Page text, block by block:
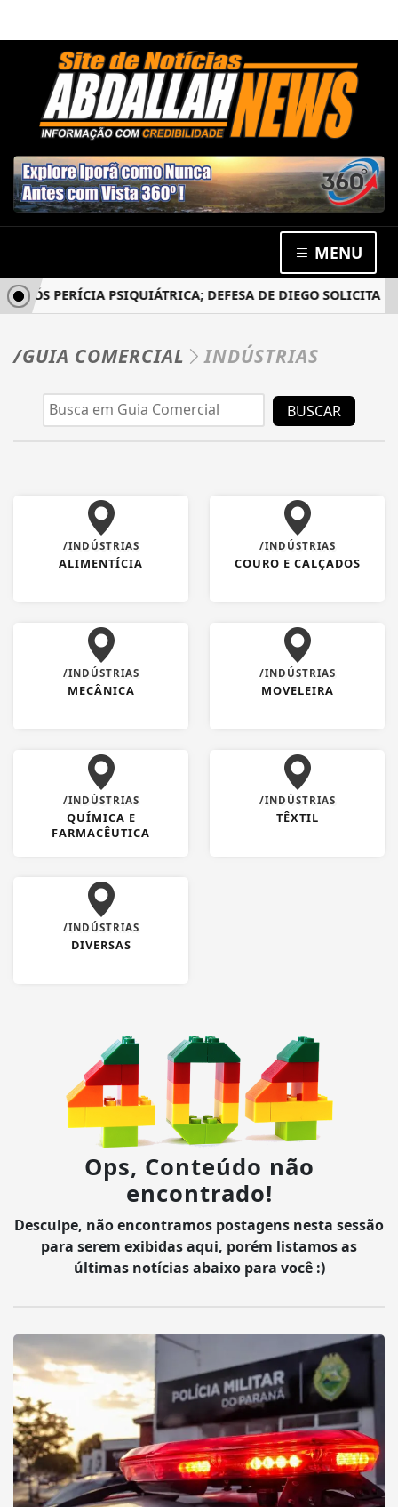
MENU
PERÍCIA PSIQUIÁTRICA; DEFESA DE DIEGO SOLICITA
/GUIA COMERCIAL INDÚSTRIAS
BUSCAR
/INDÚSTRIAS
ALIMENTÍCIA
/INDÚSTRIAS
COURO E CALÇADOS
/INDÚSTRIAS
MECÂNICA
/INDÚSTRIAS
MOVELEIRA
/INDÚSTRIAS
QUÍMICA E
FARMACÊUTICA
/INDÚSTRIAS
TÊXTIL
/INDÚSTRIAS
DIVERSAS
Ops, Conteúdo não
encontrado!
Desculpe, não encontramos postagens nesta sessão
para serem exibidas aqui, porém listamos as
últimas notícias abaixo para você :)